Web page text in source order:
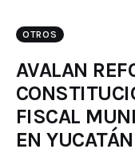
OTROS
AVALAN
FISCAL
EN YUCATÁN